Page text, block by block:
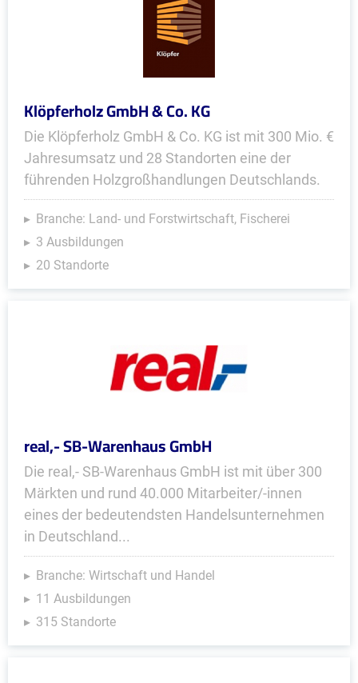
Klöpferholz GmbH & Co. KG
Die Klöpferholz GmbH & Co. KG ist mit 300 Mio. €
Jahresumsatz und 28 Standorten eine der
führenden Holzgroßhandlungen Deutschlands.
Branche: Land- und Forstwirtschaft, Fischerei
3 Ausbildungen
20 Standorte
real,- SB-Warenhaus GmbH
Die real,- SB-Warenhaus GmbH ist mit über 300
Märkten und rund 40.000 Mitarbeiter/-innen
eines der bedeutendsten Handelsunternehmen
in Deutschland...
Branche: Wirtschaft und Handel
11 Ausbildungen
315 Standorte